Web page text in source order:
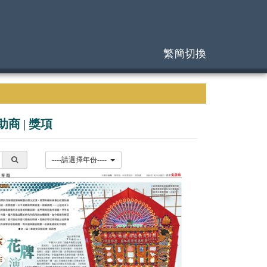
繁簡切換
商 | 獎項